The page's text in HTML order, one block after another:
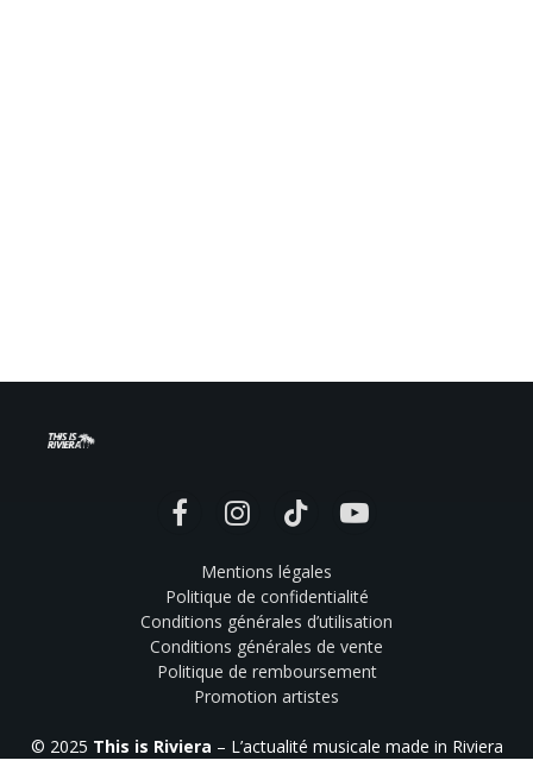
FacebookInstagramTikTok YouTube
Mentions légales
Politique de confidentialité
Conditions générales d’utilisation
Conditions générales de vente
Politique de remboursement
Promotion artistes
© 2025 This is Riviera – L’actualité musicale made in Riviera